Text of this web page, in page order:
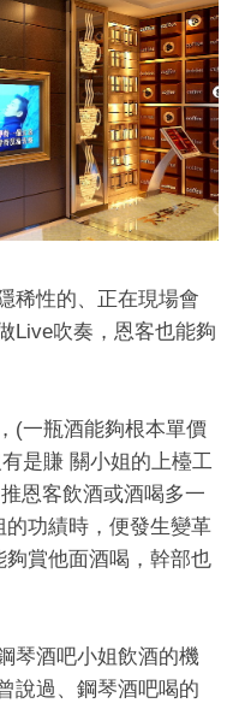
稀性的、正在現場會
Live吹奏，恩客也能夠
(一瓶酒能夠根本單價
是賺 關小姐的上檯工
恩客飲酒或酒喝多一
功績時，便發生變革
賞他面酒喝，幹部也
琴酒吧小姐飲酒的機
說過、鋼琴酒吧喝的